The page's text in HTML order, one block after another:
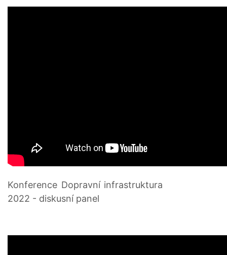
Konference Dopravní infrastruktura
2022 - diskusní panel